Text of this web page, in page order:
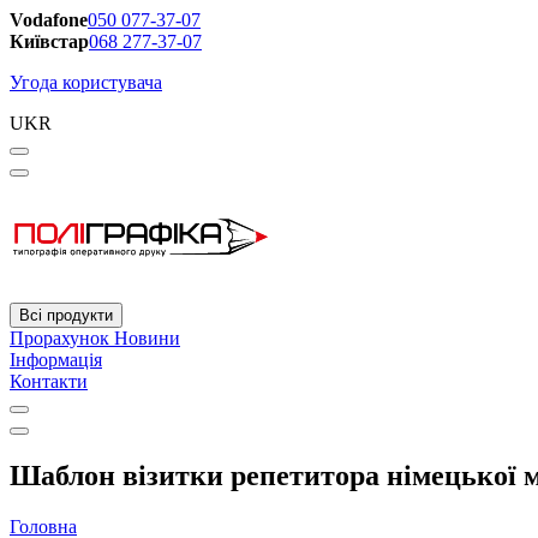
Vodafone050 077-37-07
Київстар068 277-37-07
Угода користувача
UKR
Всі продукти
Прорахунок Новини
Інформація
Контакти
Шаблон візитки репетитора німецької
Головна